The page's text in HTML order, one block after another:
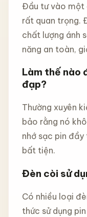
Đầu tư vào một
rất quan trọng.
chất lượng ánh
năng an toàn,
Làm thế nào
đạp?
Thường xuyên
bảo rằng nó
nhớ sạc pin
bất tiện.
Đèn còi sử
Có nhiều loại
thức sử dụng